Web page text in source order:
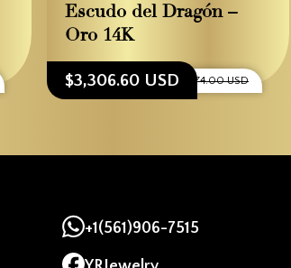
Escudo del Dragón –
Oro 14K
$3,306.60 USD$3,674.00 USD
+1(561)906-7515